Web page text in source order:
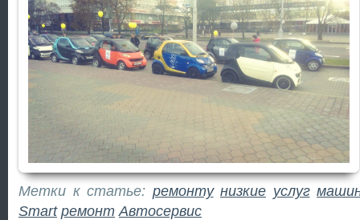
Метки к статье: ремонту низкие услуг
Smart ремонт Автосервис